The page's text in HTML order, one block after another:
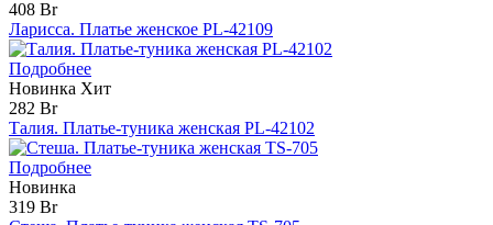
408 Br
Ларисса. Платье женское PL-42109
Подробнее
Новинка Хит
282 Br
Талия. Платье-туника женская PL-42102
Подробнее
Новинка
319 Br